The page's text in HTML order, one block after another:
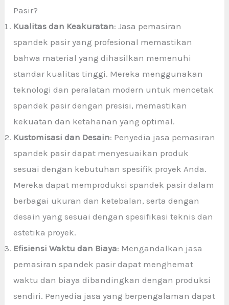
Pasir?
Kualitas dan Keakuratan: Jasa pemasiran
spandek pasir yang profesional memastikan
bahwa material yang dihasilkan memenuhi
standar kualitas tinggi. Mereka menggunakan
teknologi dan peralatan modern untuk mencetak
spandek pasir dengan presisi, memastikan
kekuatan dan ketahanan yang optimal.
Kustomisasi dan Desain: Penyedia jasa pemasiran
spandek pasir dapat menyesuaikan produk
sesuai dengan kebutuhan spesifik proyek Anda.
Mereka dapat memproduksi spandek pasir dalam
berbagai ukuran dan ketebalan, serta dengan
desain yang sesuai dengan spesifikasi teknis dan
estetika proyek.
Efisiensi Waktu dan Biaya: Mengandalkan jasa
pemasiran spandek pasir dapat menghemat
waktu dan biaya dibandingkan dengan produksi
sendiri. Penyedia jasa yang berpengalaman dapat